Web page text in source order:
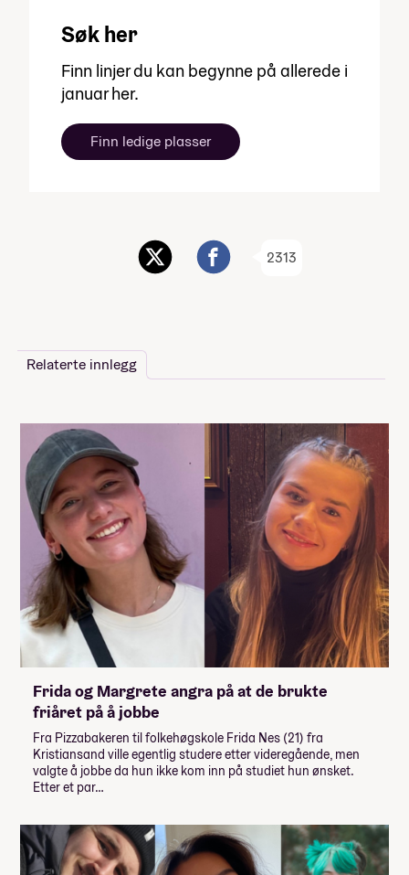
Søk her
Finn linjer du kan begynne på allerede i
januar her.
Finn ledige plasser
2313
Relaterte innlegg
Frida og Margrete angra på at de brukte
friåret på å jobbe
Fra Pizzabakeren til folkehøgskole Frida Nes (21) fra
Kristiansand ville egentlig studere etter videregående, men
valgte å jobbe da hun ikke kom inn på studiet hun ønsket.
Etter et par…